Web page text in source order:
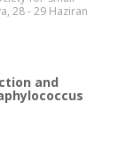
28 - 29 Haziran
and